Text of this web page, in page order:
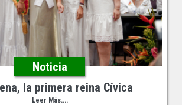
Noticia
la primera reina Cívica
Leer Más....